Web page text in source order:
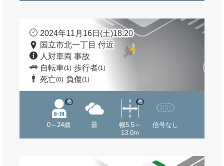
2024年11月16日(土)18:20
国立市北一丁目 付近
人対車両 事故
自転車(1) 歩行者(1)
死亡(0) 負傷(1)
0～24歳
他
曇
幅5.5～
13.0m
他
信号なし